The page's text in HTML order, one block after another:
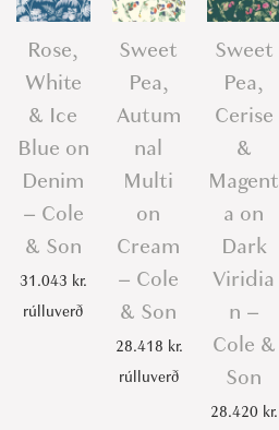
Rose,
White
& Ice
Blue on
Denim
– Cole
& Son
31.043 kr.
rúlluverð
Sweet
Pea,
Autum
nal
Multi
on
Cream
– Cole
& Son
28.418 kr.
rúlluverð
Sweet
Pea,
Cerise
&
Magent
a on
Dark
Viridia
n –
Cole &
Son
28.420 kr.